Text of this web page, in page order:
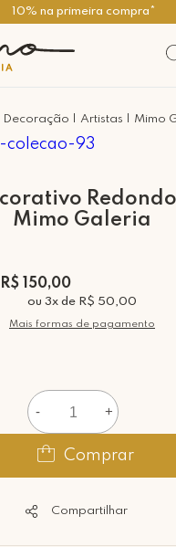
Decoração Artistas Mimo
Mimo Galeria
R$ 150,00
ou 3x de R$ 50,00
Mais formas de pagamento
- +
Comprar
Compartilhar